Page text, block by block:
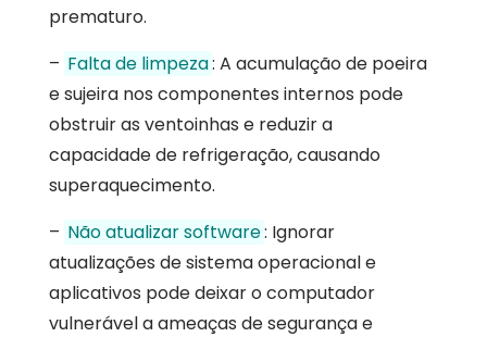
prematuro.
– Falta de limpeza: A acumulação de poeira
e sujeira nos componentes internos pode
obstruir as ventoinhas e reduzir a
capacidade de refrigeração, causando
superaquecimento.
– Não atualizar software: Ignorar
atualizações de sistema operacional e
aplicativos pode deixar o computador
vulnerável a ameaças de segurança e